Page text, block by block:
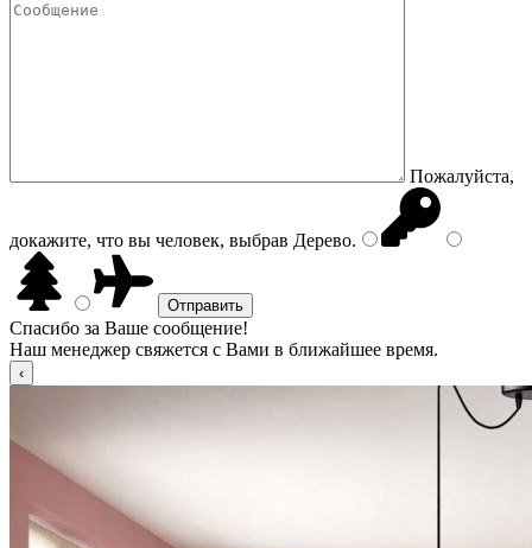
Пожалуйста,
докажите, что вы человек, выбрав Дерево.
Спасибо за Ваше сообщение!
Наш менеджер свяжется с Вами в ближайшее время.